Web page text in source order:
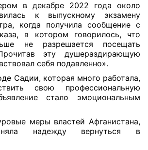
в декабре 2022 года около
к выпускному экзамену
когда получила сообщение с
в котором говорилось, что
не разрешается посещать
эту душераздирающую
себя подавленно».
Садии, которая много работала,
свою профессиональную
стало эмоциональным
меры властей Афганистана,
надежду вернуться в